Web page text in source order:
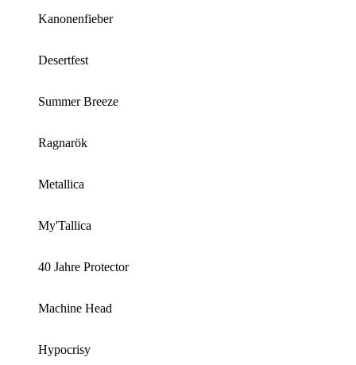
Kanonenfieber
Desertfest
Summer Breeze
Ragnarök
Metallica
My'Tallica
40 Jahre Protector
Machine Head
Hypocrisy